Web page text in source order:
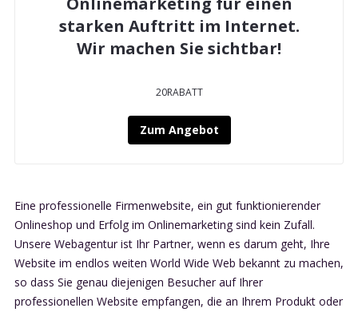
starken Auftritt im Internet.
Wir machen Sie sichtbar!
20RABATT
Zum Angebot
Eine professionelle Firmenwebsite, ein gut funktionierender
Onlineshop und Erfolg im Onlinemarketing sind kein Zufall.
Unsere Webagentur ist Ihr Partner, wenn es darum geht, Ihre
Website im endlos weiten World Wide Web bekannt zu machen,
so dass Sie genau diejenigen Besucher auf Ihrer
professionellen Website empfangen, die an Ihrem Produkt oder